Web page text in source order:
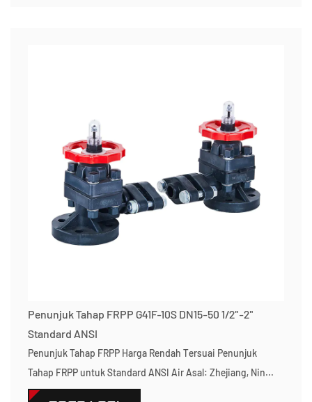
Penunjuk Tahap FRPP G41F-10S DN15-50 1/2"-2"
Standard ANSI
Penunjuk Tahap FRPP Harga Rendah Tersuai Penunjuk
Tahap FRPP untuk Standard ANSI Air Asal: Zhejiang, Nin...